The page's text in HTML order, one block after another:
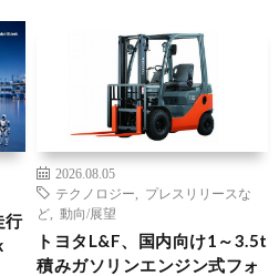
行
2026.08.05
テクノロジー
プレスリリースな
ど
動向/展望
トヨタL&F、国内向け1～3.5t
積みガソリンエンジン式フォ